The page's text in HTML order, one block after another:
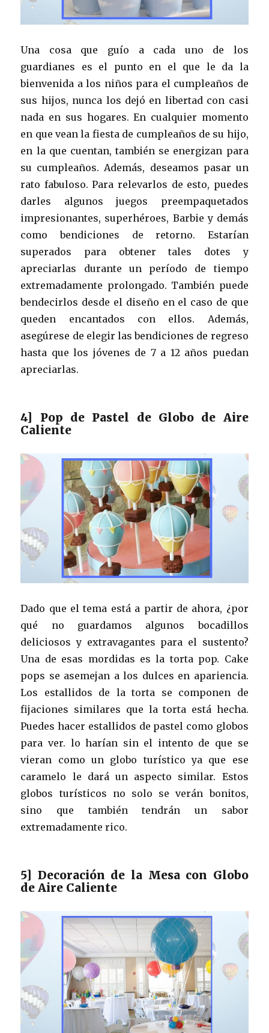
Una cosa que guío a cada uno de los
guardianes es el punto en el que le da la
bienvenida a los niños para el cumpleaños de
sus hijos, nunca los dejó en libertad con casi
nada en sus hogares. En cualquier momento
en que vean la fiesta de cumpleaños de su hijo,
en la que cuentan, también se energizan para
su cumpleaños. Además, deseamos pasar un
rato fabuloso. Para relevarlos de esto, puedes
darles algunos juegos preempaquetados
impresionantes, superhéroes, Barbie y demás
como bendiciones de retorno. Estarían
superados para obtener tales dotes y
apreciarlas durante un período de tiempo
extremadamente prolongado. También puede
bendecirlos desde el diseño en el caso de que
queden encantados con ellos. Además,
asegúrese de elegir las bendiciones de regreso
hasta que los jóvenes de 7 a 12 años puedan
apreciarlas.
4] Pop de Pastel de Globo de Aire
Caliente
Dado que el tema está a partir de ahora, ¿por
qué no guardamos algunos bocadillos
deliciosos y extravagantes para el sustento?
Una de esas mordidas es la torta pop. Cake
pops se asemejan a los dulces en apariencia.
Los estallidos de la torta se componen de
fijaciones similares que la torta está hecha.
Puedes hacer estallidos de pastel como globos
para ver. lo harían sin el intento de que se
vieran como un globo turístico ya que ese
caramelo le dará un aspecto similar. Estos
globos turísticos no solo se verán bonitos,
sino que también tendrán un sabor
extremadamente rico.
5] Decoración de la Mesa con Globo
de Aire Caliente